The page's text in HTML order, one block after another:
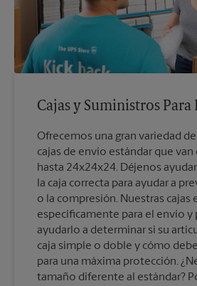
Cajas y Suministros Para
Ofrecemos una gran variedad
cajas de envío estándar que van
hasta 24x24x24. Déjenos
la caja correcta para ayudar a
o la compresión. Nuestras cajas
específicamente para el envío y
ayudarlo a determinar si su
caja simple o doble y cómo
para una máxima protección.
tamaño diferente al estándar?